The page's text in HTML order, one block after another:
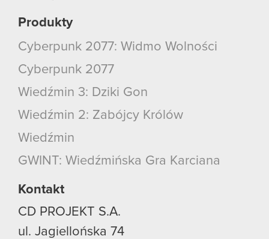
Produkty
Cyberpunk 2077: Widmo Wolności
Cyberpunk 2077
Wiedźmin 3: Dziki Gon
Wiedźmin 2: Zabójcy Królów
Wiedźmin
GWINT: Wiedźmińska Gra Karciana
Kontakt
CD PROJEKT S.A.
ul. Jagiellońska 74